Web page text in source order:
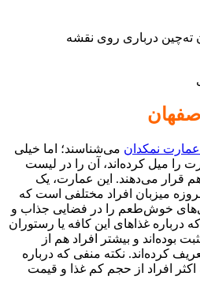
ته‌چین درباری روی نقشه
نمکدان می‌شناسند؛ اما خیلی
را میل کرده‌اند، آن را در لیست
قرار می‌دهند. این عمارت، یک
میزبان افراد مختلفی است که
خوش‌طعم را در فضایی جذاب و
درباره غذاهای این کافه یا رستوران
بوده‌اند و بیشتر افراد هم از
کرده‌اند. نکته منفی که درباره
افراد از حجم کم غذا و قیمت